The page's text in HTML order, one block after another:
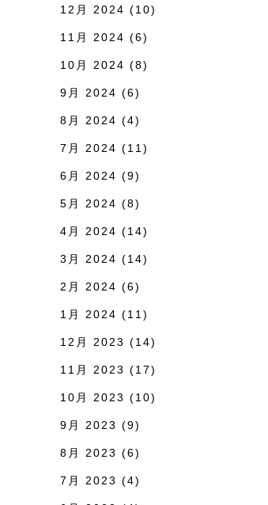
12月 2024 (10)
11月 2024 (6)
10月 2024 (8)
9月 2024 (6)
8月 2024 (4)
7月 2024 (11)
6月 2024 (9)
5月 2024 (8)
4月 2024 (14)
3月 2024 (14)
2月 2024 (6)
1月 2024 (11)
12月 2023 (14)
11月 2023 (17)
10月 2023 (10)
9月 2023 (9)
8月 2023 (6)
7月 2023 (4)